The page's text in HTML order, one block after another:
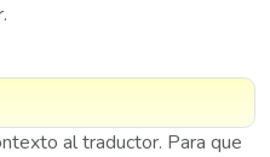
al traductor. Para que